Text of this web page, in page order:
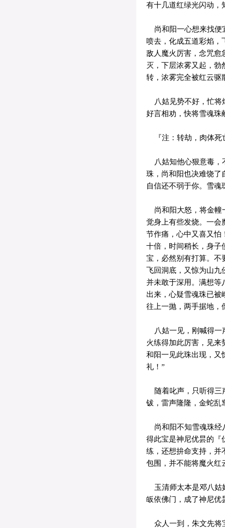
有十几道红绿光闪动，
尚和阳一心想来找便
喷去，化成五道彩焰，
敌人魔火厉害，念咒愈
灭，下层浓雾又起，
转，浓雾完全被红云驱
八姑见势不好，忙将
好言相劝，快将雪魂珠
『注：转劫，肉体死
八姑知他心狠意毒，
珠，尚和阳也决难饶了
自信还不弱于你。雪魂
尚和阳大怒，将金幢
觉身上有些发烧。一会
节作痛，心中又喜又怕
十倍，时间稍长，身子
宝，必然别有打算。不
飞回洞底，又惊为山九
并未敢于深用。满想等
出来，心疑雪魂珠已被
往上一抛，两手据地，
八姑一见，刚喊得一
火练得加此厉害，见来
和阳一见此珠出现，又
礼！”
随着叱声，只听得三
钹，雷声隆隆，金蛇乱
尚和阳不知雪魂珠经
得此宝是神尼优昙的『
练，还想拚命支持，并
包围，并不能将魔火红
玉清师太本是邓八姑
皈依佛门，成了神尼优
众人一到，朱文先将